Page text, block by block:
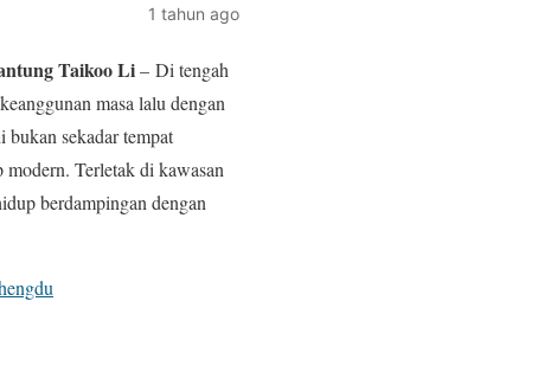
1 tahun ago
Taikoo Li– Di tengah
masa lalu dengan
sekadar tempat
Terletak di kawasan
berdampingan dengan